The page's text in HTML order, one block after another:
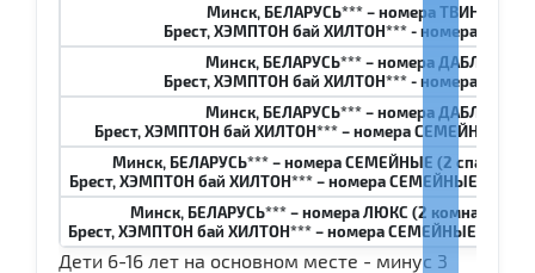
Минск, БЕЛАРУСЬ*** – номера ТВИН
Брест, ХЭМПТОН бай ХИЛТОН*** - номера ТВИН
Минск, БЕЛАРУСЬ*** – номера ДАБЛ
Брест, ХЭМПТОН бай ХИЛТОН*** - номера ДАБЛ
Минск, БЕЛАРУСЬ*** – номера ДАБЛ
Брест, ХЭМПТОН бай ХИЛТОН*** – номера СЕМЕЙНЫЕ (1
Минск, БЕЛАРУСЬ*** – номера СЕМЕЙНЫЕ (2 спальни, 3
Брест, ХЭМПТОН бай ХИЛТОН*** – номера СЕМЕЙНЫЕ (1
Минск, БЕЛАРУСЬ*** – номера ЛЮКС (2 комнаты, 2
Брест, ХЭМПТОН бай ХИЛТОН*** – номера СЕМЕЙНЫЕ (1
Дети 6-16 лет на основном месте - минус 3